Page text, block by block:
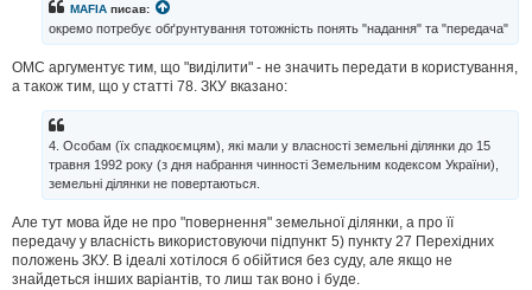
MAFIA писав:
окремо потребує обґрунтування тотожність понять "надання" та "передача"
ОМС аргументує тим, що "виділити" - не значить передати в користування,
а також тим, що у статті 78. ЗКУ вказано:
4. Особам (їх спадкоємцям), які мали у власності земельні ділянки до 15
травня 1992 року (з дня набрання чинності Земельним кодексом України),
земельні ділянки не повертаються.
Але тут мова йде не про "повернення" земельної ділянки, а про її
передачу у власність використовуючи підпункт 5) пункту 27 Перехідних
положень ЗКУ. В ідеалі хотілося б обійтися без суду, але якщо не
знайдеться інших варіантів, то лиш так воно і буде.